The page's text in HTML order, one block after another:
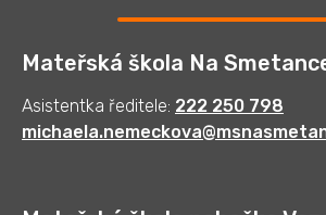
Mateřská škola Na
Asistentka ředitele: 222 250 798